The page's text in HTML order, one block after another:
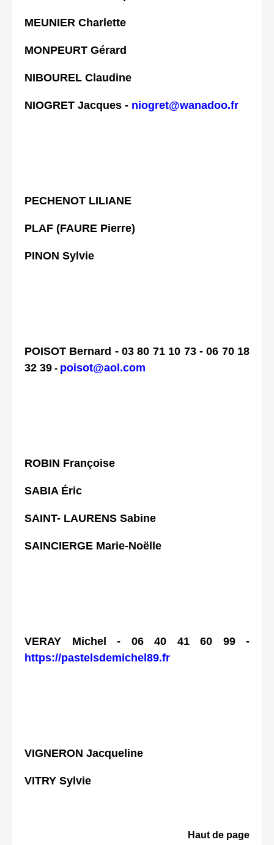
MEUNIER Charlette
MONPEURT Gérard
NIBOUREL Claudine
NIOGRET Jacques - niogret@wanadoo.fr
PECHENOT LILIANE
PLAF (FAURE Pierre)
PINON Sylvie
POISOT Bernard -03 80 71 10 73 - 06 70 18
32 39 - poisot@aol.com
ROBIN Françoise
SABIA Éric
SAINT- LAURENS Sabine
SAINCIERGE Marie-Noëlle
VERAY Michel - 06 40 41 60 99 -
https://pastelsdemichel89.fr
VIGNERON Jacqueline
VITRY Sylvie
Haut de page